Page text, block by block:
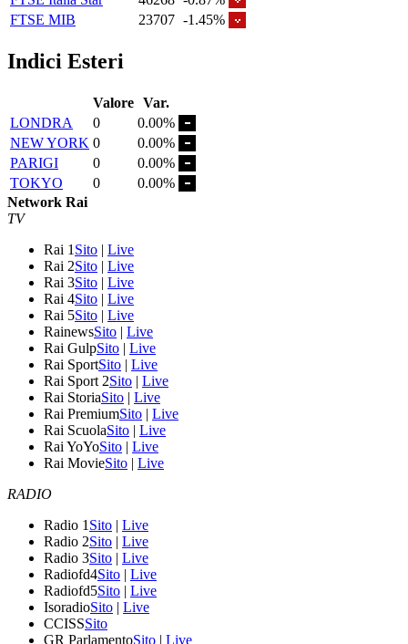
FTSE MIB
23707 -1.45%
Indici Esteri
Valore Var.
LONDRA
0
0.00%
NEW YORK 0
0.00%
PARIGI
0
0.00%
TOKYO
0
0.00%
Network Rai
TV
Rai 1 Sito | Live
Rai 2Sito | Live
Rai 3Sito | Live
Rai 4Sito | Live
Rai 5Sito | Live
RainewsSito | Live
Rai GulpSito | Live
Rai SportSito | Live
Rai Sport 2Sito | Live
Rai StoriaSito | Live
Rai PremiumSito | Live
Rai ScuolaSito | Live
Rai YoYoSito | Live
Rai MovieSito | Live
RADIO
Radio 1 Sito | Live
Radio 2Sito | Live
Radio 3Sito | Live
Radiofd4Sito | Live
Radiofd5Sito | Live
IsoradioSito | Live
CCISSSito
GR ParlamentoSito | Live